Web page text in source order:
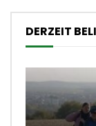
DERZEIT